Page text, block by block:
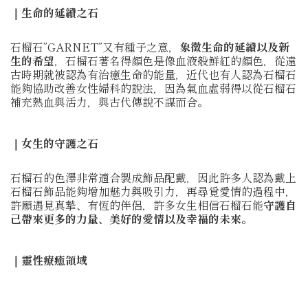
｜生命的延續之石
石榴石”GARNET”又有種子之意， 象徵生命的延續以及新
生的希望，石榴石著名得顏色是像血液般鮮紅的顏色，從遠
古時期就被認為有治癒生命的能量，近代也有人認為石榴石
能夠協助改善女性婦科的說法，因為氣血虛弱得以從石榴石
補充熱血與活力，與古代傳說不謀而合。
｜女生的守護之石
石榴石的色澤非常適合製成飾品配戴，因此許多人認為戴上
石榴石飾品能夠增加魅力與吸引力，再尋覓愛情的過程中，
許願遇見真摯、有恆的伴侶，許多女生相信石榴石能守護自
己帶來更多的力量、美好的愛情以及幸福的未來。
｜靈性療癒領域